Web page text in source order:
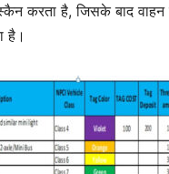
करता है, जिसके बाद
है।